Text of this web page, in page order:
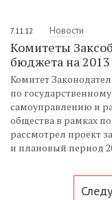
7.11.12 Новости
Комитеты
бюджета на 2013
Комитет
по
самоуправлению и
общества в рамках
рассмотрел проект
и плановый период